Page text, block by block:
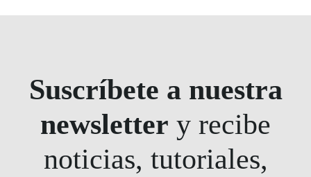
Suscríbete a nuestra
newsletter y recibe
noticias, tutoriales,